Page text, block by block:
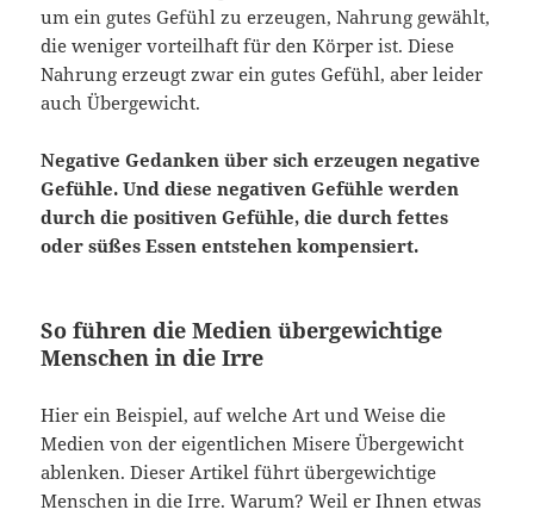
um ein gutes Gefühl zu erzeugen, Nahrung gewählt,
die weniger vorteilhaft für den Körper ist. Diese
Nahrung erzeugt zwar ein gutes Gefühl, aber leider
auch Übergewicht.
Negative Gedanken über sich erzeugen negative
Gefühle. Und diese negativen Gefühle werden
durch die positiven Gefühle, die durch fettes
oder süßes Essen entstehen kompensiert.
So führen die Medien übergewichtige
Menschen in die Irre
Hier ein Beispiel, auf welche Art und Weise die
Medien von der eigentlichen Misere Übergewicht
ablenken. Dieser Artikel führt übergewichtige
Menschen in die Irre. Warum? Weil er Ihnen etwas